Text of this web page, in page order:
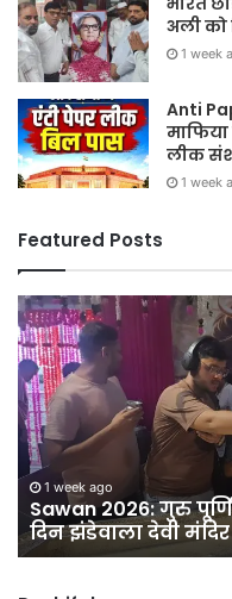
अली को
1 week
Anti
लीक
1 week
Featured Posts
Sawan
2026:
गुरु
पूर्णिमा
और
श्रावण
मास
के
प्रथम
दिन
झंडेवाला
1 week ago
Sawan 2026: गुरु
दिन झंडेवाला देवी